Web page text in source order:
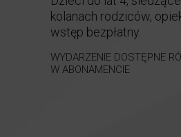
kolanach rodziców,
wstęp bezpłatny.
WYDARZENIE DOSTĘPNE
W ABONAMENCIE